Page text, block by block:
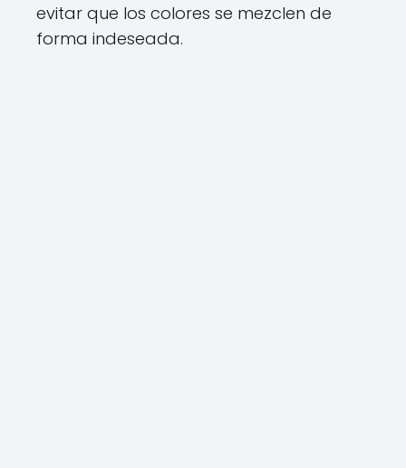
evitar que los colores se mezclen de
forma indeseada.